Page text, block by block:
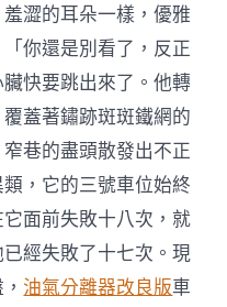
澀的耳朵一樣，優雅
你還是別看了，反正
快要跳出來了。他轉
蓋著鏽跡斑斑鐵網的
巷的盡頭散發出不正
，它的三號車位始終
面前失敗十八次，就
經失敗了十七次。現
油氣分離器改良版車